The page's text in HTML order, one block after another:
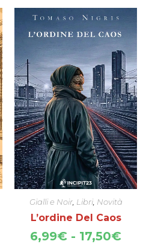
Gialli e Noir, Libri, Novità
L’ordine Del Caos
6,99€ - 17,50€